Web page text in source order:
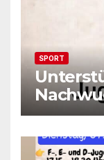
SPORT